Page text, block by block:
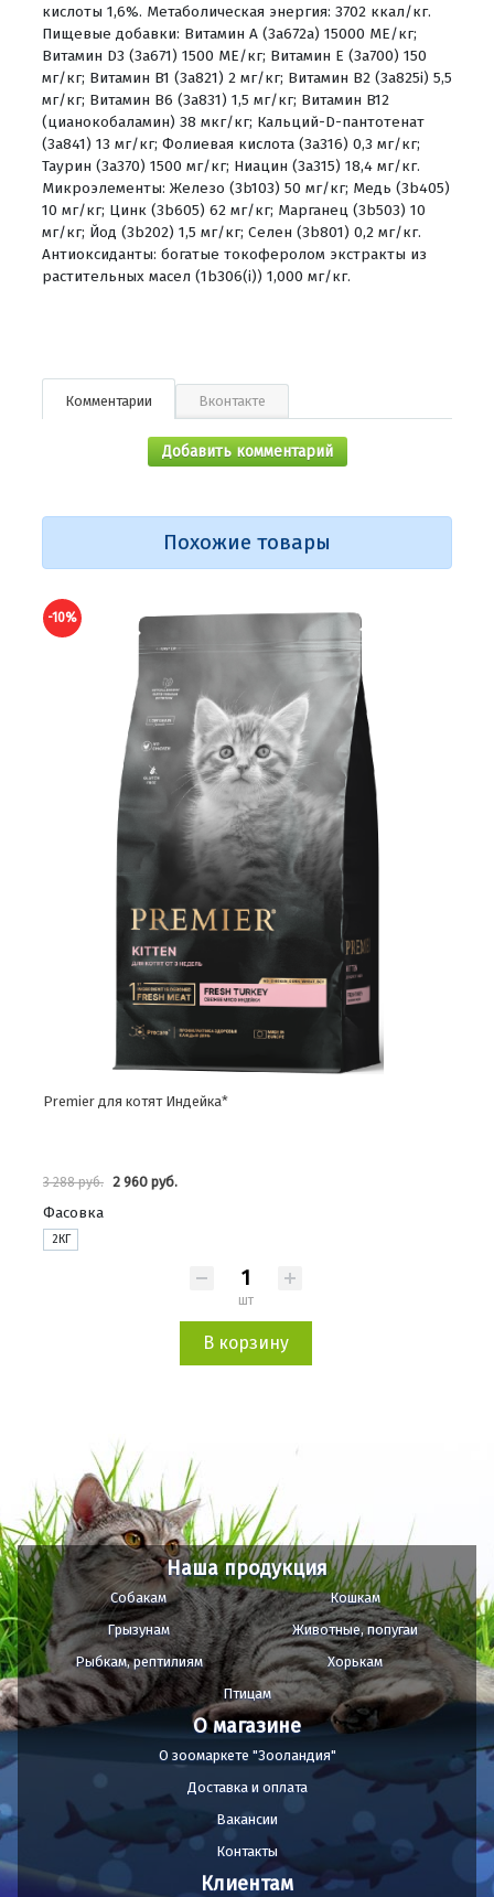
кислоты 1,6%. Метаболическая энергия: 3702 ккал/кг.
Пищевые добавки: Витамин A (3a672a) 15000 МЕ/кг;
Витамин D3 (3a671) 1500 МЕ/кг; Витамин Е (3a700) 150
мг/кг; Витамин B1 (3a821) 2 мг/кг; Витамин B2 (3a825i) 5,5
мг/кг; Витамин B6 (3a831) 1,5 мг/кг; Витамин B12
(цианокобаламин) 38 мкг/кг; Кальций-D-пантотенат
(3a841) 13 мг/кг; Фолиевая кислота (3a316) 0,3 мг/кг;
Таурин (3a370) 1500 мг/кг; Ниацин (3a315) 18,4 мг/кг.
Микроэлементы: Железо (3b103) 50 мг/кг; Медь (3b405)
10 мг/кг; Цинк (3b605) 62 мг/кг; Марганец (3b503) 10
мг/кг; Йод (3b202) 1,5 мг/кг; Селен (3b801) 0,2 мг/кг.
Антиоксиданты: богатые токоферолом экстракты из
растительных масел (1b306(i)) 1,000 мг/кг.
Комментарии Вконтакте
Добавить комментарий
Похожие товары
-10%
Premier для котят Индейка*
3 288 руб. 2 960 руб.
Фасовка
2КГ
шт
В корзину
Наша продукция
Собакам
Кошкам
Грызунам
Животные, попугаи
Рыбкам, рептилиям
Хорькам
Птицам
О магазине
О зоомаркете "Зооландия"
Доставка и оплата
Вакансии
Контакты
Клиентам